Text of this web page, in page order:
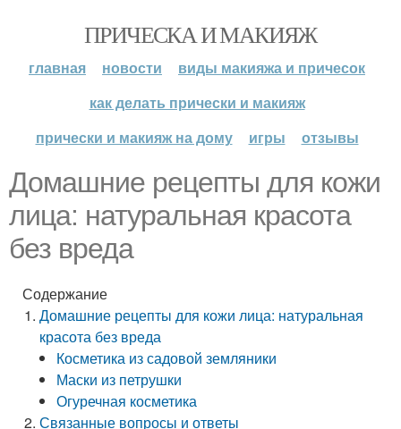
ПРИЧЕСКА И МАКИЯЖ
главная новости
виды макияжа и причесок
как делать прически и макияж
прически и макияж на дому
игры отзывы
Домашние рецепты для кожи
лица: натуральная красота
без вреда
Содержание
Домашние рецепты для кожи лица: натуральная
красота без вреда
Косметика из садовой земляники
Маски из петрушки
Огуречная косметика
Связанные вопросы и ответы